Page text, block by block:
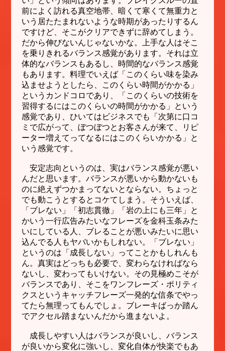
前によく訪れる真空地帯、暗くて寒くて無重力と
いう居たたまれないような時期があったりするん
ですけど、そこがクリアできずに辞めてしまう。
だから伸びないんじゃないかな。上手な人はそこ
を乗りきれるバランス感覚があります。それは立
体的なバランスもあるし、時間的なバランス感覚
もあります。料理でいえば「このくらい味を染み
込ませようとしたら、このくらい時間がかかる」
というカンドコロであり、「このくらいの技術を
習得するにはこのくらいの時間がかかる」という
感覚であり、ひいてはビジネスでも「次第に口コ
ミで広がって、ぼつぼつとお客さんが来て、リピ
ーター増えてってなるにはこのくらいかかる」と
いう感覚です。
安定志向というのは、実はバランス感覚が悪い
んだと思います。バランスが悪いから動かないも
のに絶えずつかまってないとならない。ちょっと
でも動こうとするとコケてしまう。そういえば、
「ブレない」「初志貫徹」「岩の上にも三年」と
かいう一行広告みたいなフレーズを金科玉条みた
いにしている人、ブレることが悪いみたいに思い
込んでる人もヤバいかもしれない。「ブレない」
というのは「成長しない」ってことかもしれんも
ん。真実はどっちも必要で、変わらなければなら
ないし、変わってもいけない。その見極めこそが
バランスであり、そこをワンフレーズ・ポリティ
クスというキャッチフレーズ一発的な信条でやっ
てたら無理ってもんでしょ。ブレーキばっか踏ん
でアクセル踏まないんだから進まないよ。
成長しやすい人はバランスが良いし、バランス
が良いから変化に強いし、変化自体が快楽でもあ